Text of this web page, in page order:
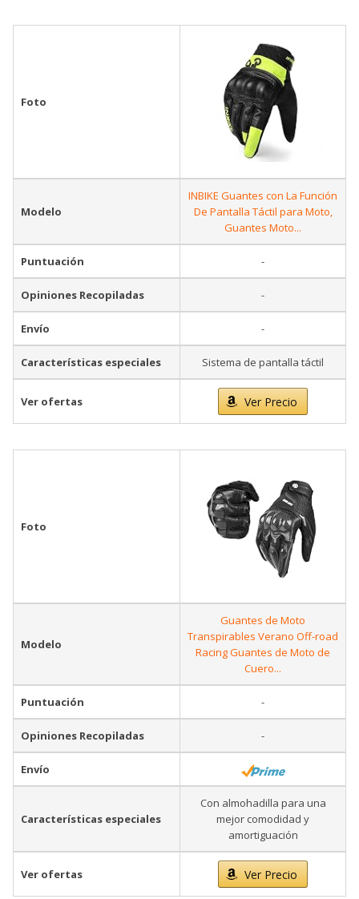
Foto
Modelo
INBIKE Guantes con La Función
De Pantalla Táctil para Moto,
Guantes Moto...
Puntuación -
Opiniones Recopiladas -
Envío -
Características especiales Sistema de pantalla táctil
Ver ofertas Ver Precio
Foto
Modelo
Guantes de Moto
Transpirables Verano Off-road
Racing Guantes de Moto de
Cuero...
Puntuación -
Opiniones Recopiladas -
Envío
Características especiales
Con almohadilla para una
mejor comodidad y
amortiguación
Ver ofertas Ver Precio